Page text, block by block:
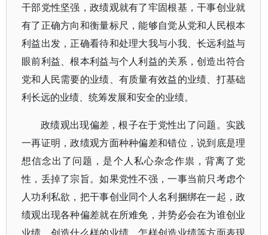
干部党性坚强，政绩观就有了牢固根基，干事创业就
有了正确方向和衡量标尺，能够自觉从党和人民根本
利益出发，正确看待和处理大我与小我、长远利益与
眼前利益、根本利益与个人利益的关系，创造出符合
党和人民需要的业绩、有质量有效益的业绩、打基础
利长远的业绩、统筹发展和安全的业绩。
政绩观出现偏差，根子在于党性出了问题。实践
一再证明，政绩观方面种种偏差和错位，说到底是理
想信念出了问题，是个人私心杂念作祟，背离了党
性，丢掉了宗旨。如果党性不强，一事当前只考虑个
人功利私欲，把干事创业同个人名利捆绑在一起，政
绩观出现各种偏差就在所难免，并势必会在为谁创业